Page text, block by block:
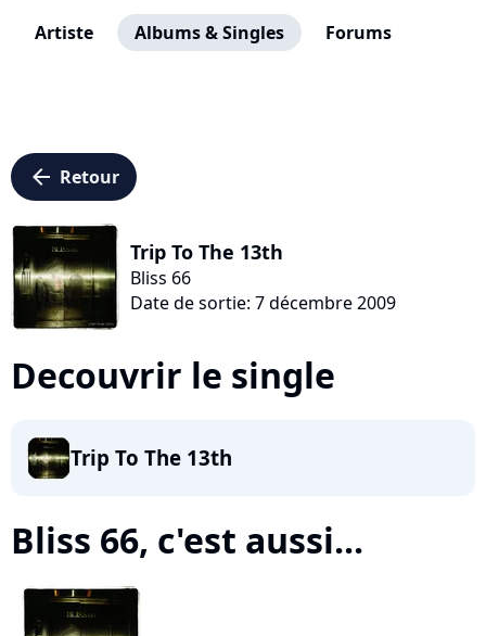
Artiste Albums & Singles Forums
arrow_left Retour
Trip To The 13th
Bliss 66
Date de sortie: 7 décembre 2009
Decouvrir le single
Trip To The 13th
Bliss 66, c'est aussi...